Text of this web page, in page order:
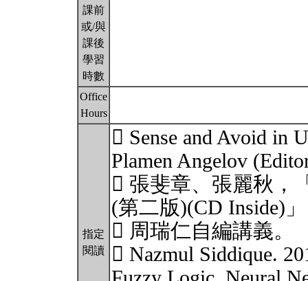
課前
或/與
課後
學習
時數
Office
Hours
指定
閱讀
 Sense and Avoid in
Plamen Angelov
 張斐章、張麗秋，
(第二版)(CD Inside)
 周瑞仁自編講義。
 Nazmul Siddique.